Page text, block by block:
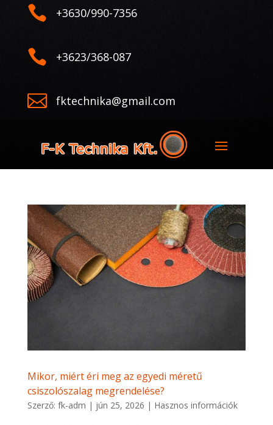
 +3630/990-7356
 +3623/368-087
 fktechnika@gmail.com
Mikor, miért éri meg az egyedi méretű
csiszolószalag megrendelése?
Szerző: fk-adm | jún 25, 2026 | Hasznos információk